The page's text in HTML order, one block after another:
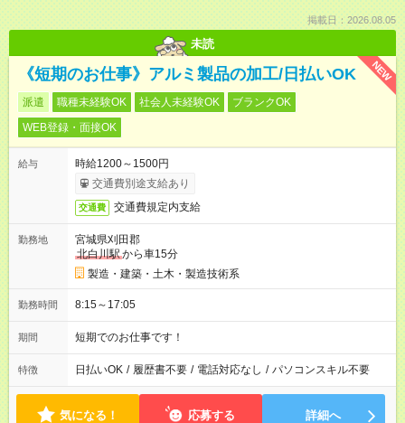
掲載日：2026.08.05
未読
NEW
《短期のお仕事》アルミ製品の加工/日払いOK
派遣 職種未経験OK 社会人未経験OK
ブランクOK
WEB登録・面接OK
給与
時給1200～1500円
交通費別途支給あり
交通費 交通費規定内支給
勤務地
宮城県刈田郡
北白川駅から車15分
製造・建築・土木・製造技術系
勤務時間 8:15～17:05
期間 短期でのお仕事です！
特徴 日払いOK / 履歴書不要 / 電話対応なし / パソコンスキル不要
気になる！ 応募する 詳細へ